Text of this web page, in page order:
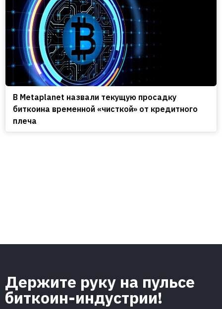
В Metaplanet назвали текущую просадку
биткоина временной «чисткой» от кредитного
плеча
Держите руку на пульсе
биткоин-индустрии!